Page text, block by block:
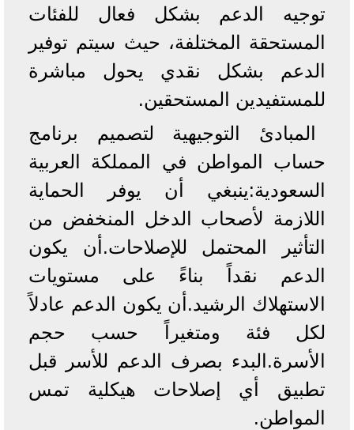
توجيه الدعم بشكل فعال للفئات
المستحقة المختلفة، حيث سيتم توفير
الدعم بشكل نقدي يحول مباشرة
للمستفيدين المستحقين.
المبادئ التوجيهية لتصميم برنامج
حساب المواطن في المملكة العربية
السعودية:ينبغي أن يوفر الحماية
اللازمة لأصحاب الدخل المنخفض من
التأثير المحتمل للإصلاحات.أن يكون
الدعم نقداً بناءً على مستويات
الاستهلاك الرشيد.أن يكون الدعم عادلاً
لكل فئة ومتغيراً حسب حجم
الأسرة.البدء بصرف الدعم للأسر قبل
تطبيق أي إصلاحات هيكلية تمس
المواطن.